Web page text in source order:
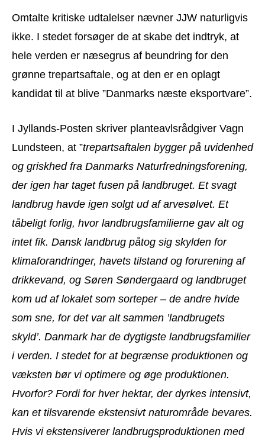
Omtalte kritiske udtalelser nævner JJW naturligvis
ikke. I stedet forsøger de at skabe det indtryk, at
hele verden er næsegrus af beundring for den
grønne trepartsaftale, og at den er en oplagt
kandidat til at blive ”Danmarks næste eksportvare”.
I Jyllands-Posten skriver planteavlsrådgiver Vagn
Lundsteen, at ”trepartsaftalen bygger på uvidenhed
og griskhed fra Danmarks Naturfredningsforening,
der igen har taget fusen på landbruget. Et svagt
landbrug havde igen solgt ud af arvesølvet. Et
tåbeligt forlig, hvor landbrugsfamilierne gav alt og
intet fik. Dansk landbrug påtog sig skylden for
klimaforandringer, havets tilstand og forurening af
drikkevand, og Søren Søndergaard og landbruget
kom ud af lokalet som sorteper – de andre hvide
som sne, for det var alt sammen ’landbrugets
skyld’. Danmark har de dygtigste landbrugsfamilier
i verden. I stedet for at begrænse produktionen og
væksten bør vi optimere og øge produktionen.
Hvorfor? Fordi for hver hektar, der dyrkes intensivt,
kan et tilsvarende ekstensivt naturområde bevares.
Hvis vi ekstensiverer landbrugsproduktionen med